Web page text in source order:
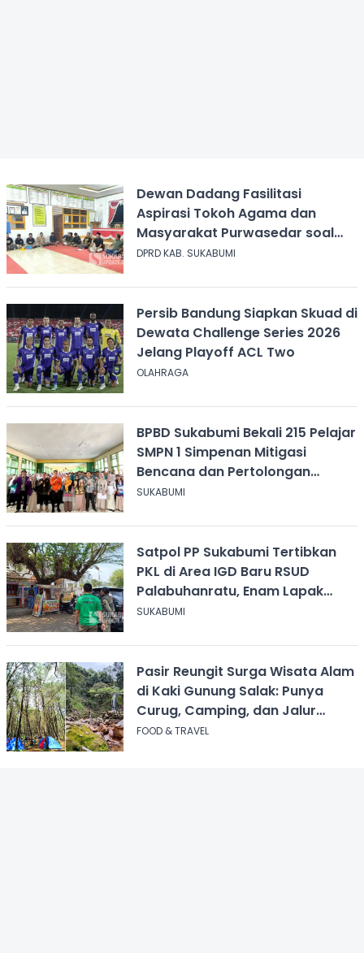
Dewan Dadang Fasilitasi
Aspirasi Tokoh Agama dan
Masyarakat Purwasedar soal
Penolakan Konser Reggae
DPRD KAB. SUKABUMI
Persib Bandung Siapkan Skuad di
Dewata Challenge Series 2026
Jelang Playoff ACL Two
OLAHRAGA
BPBD Sukabumi Bekali 215 Pelajar
SMPN 1 Simpenan Mitigasi
Bencana dan Pertolongan
Psikologis
SUKABUMI
Satpol PP Sukabumi Tertibkan
PKL di Area IGD Baru RSUD
Palabuhanratu, Enam Lapak
Dibongkar Mandiri
SUKABUMI
Pasir Reungit Surga Wisata Alam
di Kaki Gunung Salak: Punya
Curug, Camping, dan Jalur
Pendakian
FOOD & TRAVEL